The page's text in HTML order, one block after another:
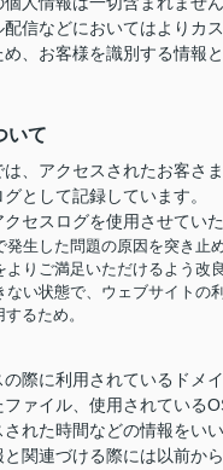
信などにおいてはよりカ
、お客様を識別する情報
いて
、アクセスされたお客さ
として記録しています。
セスログを使用させていた
発生した問題の原因を突き止
よりご満足いただけるよう改
ない状態で、ウェブサイトの
るため。
際に利用されているドメ
ァイル、使用されている
れた時間などの情報をい
関連づける際には以前か